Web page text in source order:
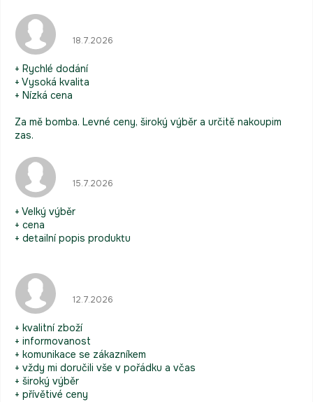
18.7.2026
+ Rychlé dodání
+ Vysoká kvalita
+ Nízká cena
Za mě bomba. Levné ceny, široký výběr a určitě nakoupim
zas.
15.7.2026
+ Velký výběr
+ cena
+ detailní popis produktu
12.7.2026
+ kvalitní zboží
+ informovanost
+ komunikace se zákazníkem
+ vždy mi doručili vše v pořádku a včas
+ široký výběr
+ přívětivé ceny